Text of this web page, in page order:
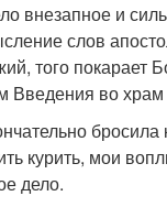
внезапное и
слов
того
Введения во
курить, мои
дело.